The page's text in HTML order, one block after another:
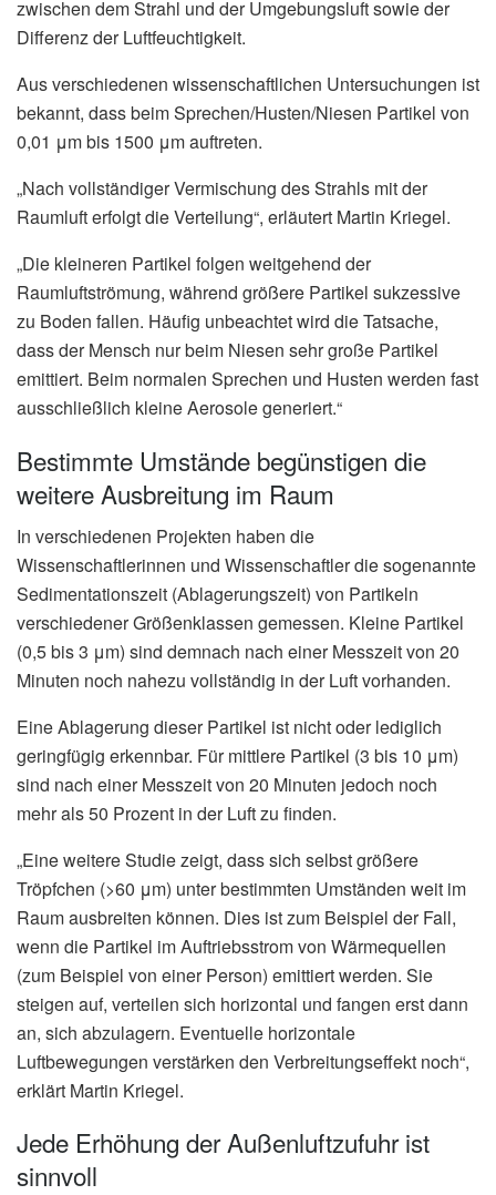
zwischen dem Strahl und der Umgebungsluft sowie der
Differenz der Luftfeuchtigkeit.
Aus verschiedenen wissenschaftlichen Untersuchungen ist
bekannt, dass beim Sprechen/Husten/Niesen Partikel von
0,01 μm bis 1500 μm auftreten.
„Nach vollständiger Vermischung des Strahls mit der
Raumluft erfolgt die Verteilung“, erläutert Martin Kriegel.
„Die kleineren Partikel folgen weitgehend der
Raumluftströmung, während größere Partikel sukzessive
zu Boden fallen. Häufig unbeachtet wird die Tatsache,
dass der Mensch nur beim Niesen sehr große Partikel
emittiert. Beim normalen Sprechen und Husten werden fast
ausschließlich kleine Aerosole generiert.“
Bestimmte Umstände begünstigen die
weitere Ausbreitung im Raum
In verschiedenen Projekten haben die
Wissenschaftlerinnen und Wissenschaftler die sogenannte
Sedimentationszeit (Ablagerungszeit) von Partikeln
verschiedener Größenklassen gemessen. Kleine Partikel
(0,5 bis 3 μm) sind demnach nach einer Messzeit von 20
Minuten noch nahezu vollständig in der Luft vorhanden.
Eine Ablagerung dieser Partikel ist nicht oder lediglich
geringfügig erkennbar. Für mittlere Partikel (3 bis 10 μm)
sind nach einer Messzeit von 20 Minuten jedoch noch
mehr als 50 Prozent in der Luft zu finden.
„Eine weitere Studie zeigt, dass sich selbst größere
Tröpfchen (>60 μm) unter bestimmten Umständen weit im
Raum ausbreiten können. Dies ist zum Beispiel der Fall,
wenn die Partikel im Auftriebsstrom von Wärmequellen
(zum Beispiel von einer Person) emittiert werden. Sie
steigen auf, verteilen sich horizontal und fangen erst dann
an, sich abzulagern. Eventuelle horizontale
Luftbewegungen verstärken den Verbreitungseffekt noch“,
erklärt Martin Kriegel.
Jede Erhöhung der Außenluftzufuhr ist
sinnvoll